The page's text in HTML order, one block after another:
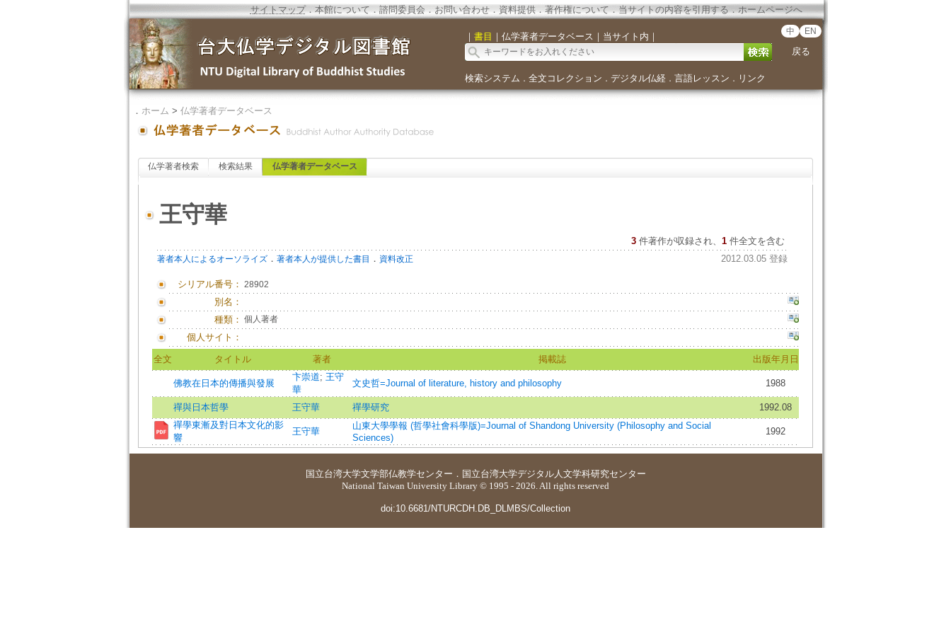
サイトマップ．本館について．諮問委員会． お問い合わせ． 資料提供．著作権について．当サイトの内容を引用する．ホームページへ
｜ 書目 ｜ 仏学著者データベース ｜ 当サイト内 ｜ 中 EN
戻る
検索システム ． 全文コレクション ． デジタル仏経． 言語レッスン ． リンク
． ホーム > 仏学著者データベース
仏学著者検索 検索結果 仏学著者データベース
王守華
3 件著作が収録され、 1件全文を含む
著者本人によるオーソライズ． 著者本人が提供した書目 ． 資料改正 2012.03.05 登録
シリアル番号： 28902
別名：
種類： 個人著者
個人サイト：
全文 タイトル 著者 掲載誌 出版年月日
佛教在日本的傳播與發展
卞崇道; 王守
華
文史哲=Journal of literature, history and philosophy 1988
禪與日本哲學 王守華 禪學研究
1992.08
禪學東漸及對日本文化的影
響
王守華
山東大學學報 (哲學社會科學版)=Journal of Shandong University (Philosophy and Social
Sciences)
1992
国立台湾大学文学部仏教学センター ． 国立台湾大学デジタル人文学科研究センター
National Taiwan University Library © 1995 - 2026. All rights reserved
doi:10.6681/NTURCDH.DB_DLMBS/Collection